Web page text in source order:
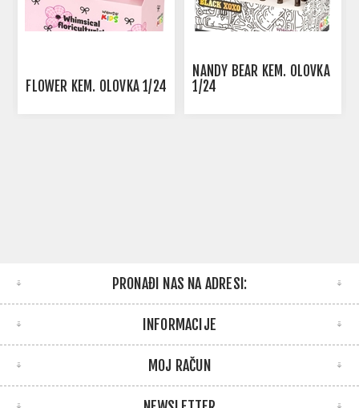
FLOWER KEM. OLOVKA 1/24
NANDY BEAR KEM. OLOVKA
1/24
PRONAĐI NAS NA ADRESI:
INFORMACIJE
MOJ RAČUN